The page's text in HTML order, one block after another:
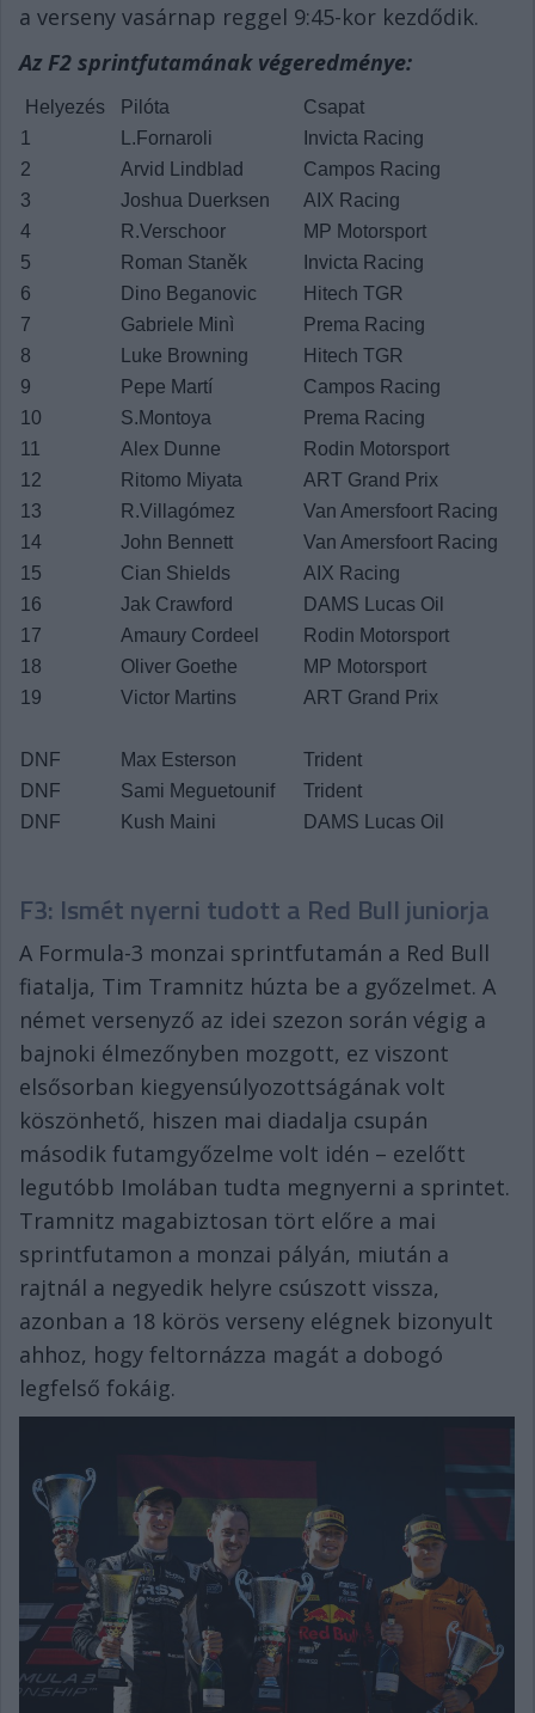
a verseny vasárnap reggel 9:45-kor kezdődik.
Az F2 sprintfutamának végeredménye:
Helyezés Pilóta
Csapat
1
L.Fornaroli
Invicta Racing
2
Arvid Lindblad
Campos Racing
3
Joshua Duerksen
AIX Racing
4
R.Verschoor
MP Motorsport
5
Roman Staněk
Invicta Racing
6
Dino Beganovic
Hitech TGR
7
Gabriele Minì
Prema Racing
8
Luke Browning
Hitech TGR
9
Pepe Martí
Campos Racing
10
S.Montoya
Prema Racing
11
Alex Dunne
Rodin Motorsport
12
Ritomo Miyata
ART Grand Prix
13
R.Villagómez
Van Amersfoort Racing
14
John Bennett
Van Amersfoort Racing
15
Cian Shields
AIX Racing
16
Jak Crawford
DAMS Lucas Oil
17
Amaury Cordeel
Rodin Motorsport
18
Oliver Goethe
MP Motorsport
19
Victor Martins ART Grand Prix
DNF Max Esterson
Trident
DNF
Sami Meguetounif
Trident
DNF
Kush Maini DAMS Lucas Oil
F3: Ismét nyerni tudott a Red Bull juniorja
A Formula-3 monzai sprintfutamán a Red Bull
fiatalja, Tim Tramnitz húzta be a győzelmet. A
német versenyző az idei szezon során végig a
bajnoki élmezőnyben mozgott, ez viszont
elsősorban kiegyensúlyozottságának volt
köszönhető, hiszen mai diadalja csupán
második futamgyőzelme volt idén – ezelőtt
legutóbb Imolában tudta megnyerni a sprintet.
Tramnitz magabiztosan tört előre a mai
sprintfutamon a monzai pályán, miután a
rajtnál a negyedik helyre csúszott vissza,
azonban a 18 körös verseny elégnek bizonyult
ahhoz, hogy feltornázza magát a dobogó
legfelső fokáig.